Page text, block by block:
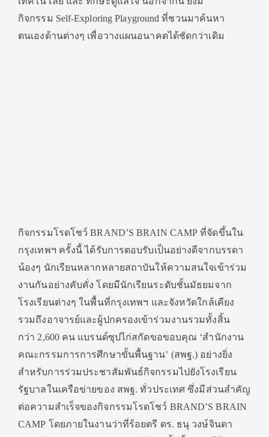
กิจกรรม Self-Exploring Playground ที่ชวนมาค้นหา
ตนเองด้านต่างๆ เพื่อวางแผนอนาคตได้ชัดกว่าเดิม
กิจกรรมโรดโชว์ BRAND’S BRAIN CAMP ที่จัดขึ้นใน
กรุงเทพฯ ครั้งนี้ ได้รับการตอบรับเป็นอย่างดีจากบรรดา
น้องๆ นักเรียนหลากหลายสถาบันให้ความสนใจเข้าร่วม
งานกันอย่างคับคั่ง โดยมีนักเรียนระดับชั้นมัธยมจาก
โรงเรียนต่างๆ ในพื้นที่กรุงเทพฯ และจังหวัดใกล้เคียง
รวมถึงอาจารย์และผู้ปกครองเข้าร่วมงานรวมทั้งสิ้น
กว่า 2,600 คน แบรนด์ซุปไก่สกัดขอขอบคุณ ‘สำนักงาน
คณะกรรมการการศึกษาขั้นพื้นฐาน’ (สพฐ.) อย่างยิ่ง
สำหรับการร่วมประชาสัมพันธ์กิจกรรมไปยังโรงเรียน
รัฐบาลในเครือข่ายของ สพฐ. ทั่วประเทศ ซึ่งมีส่วนสำคัญ
ต่อความสำเร็จของกิจกรรมโรดโชว์ BRAND’S BRAIN
CAMP โดยภายในงานว่าที่ร้อยตรี ดร. ธนุ วงษ์จินดา